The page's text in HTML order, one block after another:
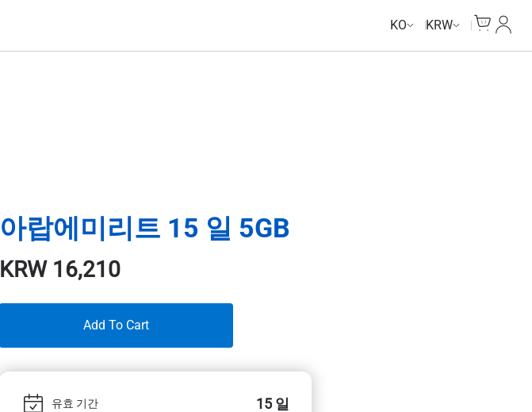
KO KRW
내 계
아랍에미리트 15 일 5GB
KRW16,210
Add To Cart
유효 기간 15 일